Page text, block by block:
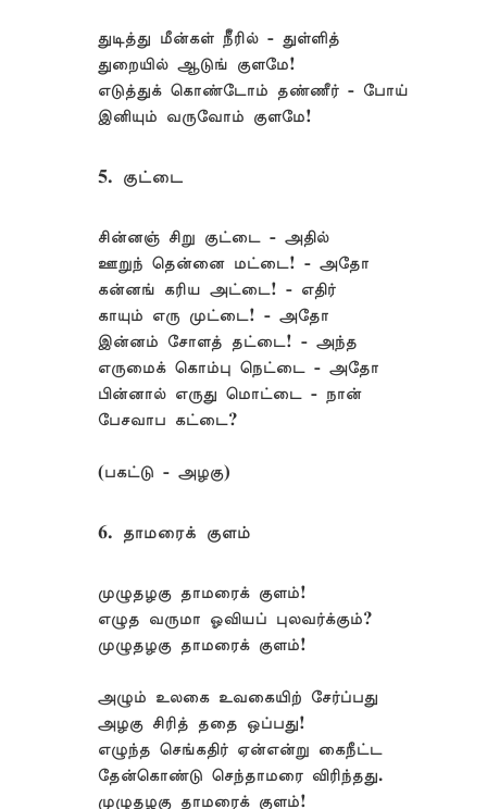
துடித்து மீன்கள் நீீரில் - துள்ளித்
துறையில் ஆடுங் குளமே!
எடுத்துக் கொண்டோம் தண்ணீர் - போய்
இனியும் வருவோம் குளமே!
5. குட்டை
சின்னஞ் சிறு குட்டை - அதில்
ஊறுந் தென்னை மட்டை! - அதோ
கன்னங் கரிய அட்டை! - எதிர்
காயும் எரு முட்டை! - அதோ
இன்னம் சோளத் தட்டை! - அந்த
எருமைக் கொம்பு நெட்டை - அதோ
பின்னால் எருது மொட்டை - நான்
பேசவாப கட்டை?
(பகட்டு - அழகு)
6. தாமரைக் குளம்
முழுதழகு தாமரைக் குளம்!
எழுத வருமா ஓவியப் புலவர்க்கும்?
முழுதழகு தாமரைக் குளம்!
அழும் உலகை உவகையிற் சேர்ப்பது
அழகு சிரித் ததை ஒப்பது!
எழுந்த செங்கதிர் ஏன்என்று கைநீட்ட
தேன்கொண்டு செந்தாமரை விரிந்தது.
முழுதழகு தாமரைக் குளம்!